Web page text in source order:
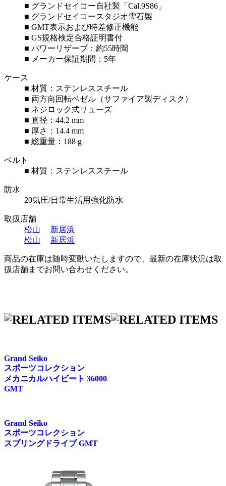
■ グランドセイコー自社製「Cal.9S86」
■ グランドセイコースタジオ雫石製
■ GMT表示および時差修正機能
■ GS規格検定合格証明書付
■ パワーリザーブ：約55時間
■ メーカー保証期間：5年
ケース
■ 材質：ステンレススチール
■ 両方向回転ベゼル（サファイア製ディスク）
■ ネジロック式リューズ
■ 直径：44.2 mm
■ 厚さ：14.4 mm
■ 総重量：188 g
ベルト
■ 材質：ステンレススチール
防水
20気圧/日常生活用強化防水
取扱店舗
松山
新居浜
松山
新居浜
商品の在庫は随時変動いたしますので、最新の在庫状況は取
扱店舗までお問い合わせください。
Grand Seiko
スポーツコレクション
メカニカルハイビート 36000
GMT
Grand Seiko
スポーツコレクション
スプリングドライブ GMT